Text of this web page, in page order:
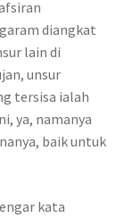
diangkat
lain di
unsur
tersisa ialah
ya, namanya
baik untuk
kata